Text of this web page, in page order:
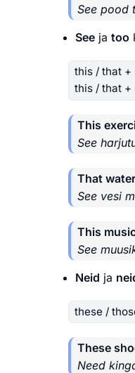
See pood
See ja too
this / that +
this / that +
This
See
That water
See vesi
This
See
Neid ja
these /
These
Need